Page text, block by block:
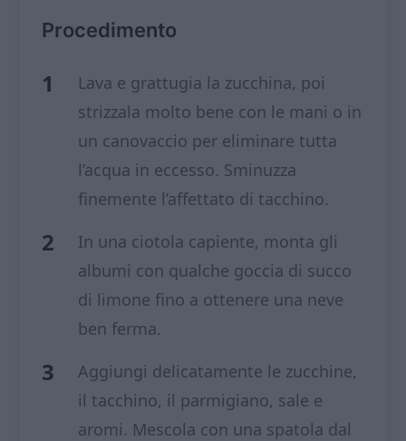
Procedimento
Lava e grattugia la zucchina, poi
strizzala molto bene con le mani o in
un canovaccio per eliminare tutta
l’acqua in eccesso. Sminuzza
finemente l’affettato di tacchino.
In una ciotola capiente, monta gli
albumi con qualche goccia di succo
di limone fino a ottenere una neve
ben ferma.
Aggiungi delicatamente le zucchine,
il tacchino, il parmigiano, sale e
aromi. Mescola con una spatola dal